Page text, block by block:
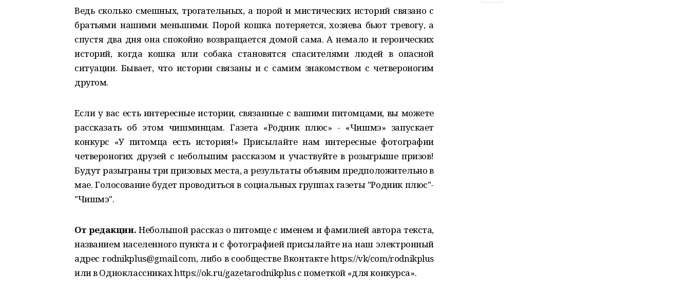
Ведь сколько смешных, трогательных, а порой и мистических историй связано с
братьями нашими меньшими. Порой кошка потеряется, хозяева бьют тревогу, а
спустя два дня она спокойно возвращается домой сама. А немало и героических
историй, когда кошка или собака становятся спасителями людей в опасной
ситуации. Бывает, что истории связаны и с самим знакомством с четвероногим
другом.
Если у вас есть интересные истории, связанные с вашими питомцами, вы можете
рассказать об этом чишминцам. Газета «Родник плюс» - «Чишмэ» запускает
конкурс «У питомца есть история!» Присылайте нам интересные фотографии
четвероногих друзей с небольшим рассказом и участвуйте в розыгрыше призов!
Будут разыграны три призовых места, а результаты объявим предположительно в
мае. Голосование будет проводиться в социальных группах газеты "Родник плюс"-
"Чишмэ".
От редакции. Небольшой рассказ о питомце с именем и фамилией автора текста,
названием населенного пункта и с фотографией присылайте на наш электронный
адрес rodnikplus@gmail.com, либо в сообществе Вконтакте https://vk/com/rodnikplus
или в Одноклассниках https://ok.ru/gazetarodnikplus с пометкой «для конкурса».